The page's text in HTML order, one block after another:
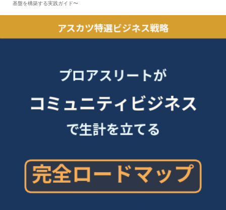
基盤を構築する実践ガイド〜